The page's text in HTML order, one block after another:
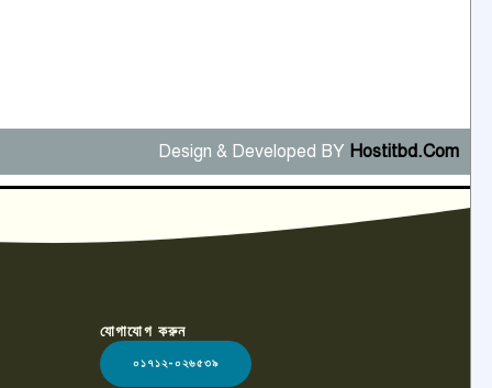
Design & Developed BY Hostitbd.Com
যোগাযোগ করুন
০১৭১২-০২৬৫৩৯